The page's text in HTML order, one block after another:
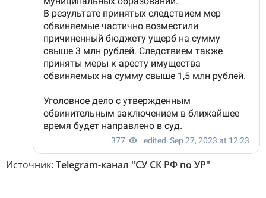
Источник: Telegram-канал "СУ СК РФ по УР"